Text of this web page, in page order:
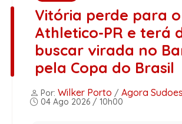
Vitória perde para o
Athletico-PR e terá
buscar virada no
pela Copa do Brasil
Por: Wilker Porto / Agora
04 Ago 2026 / 10h00